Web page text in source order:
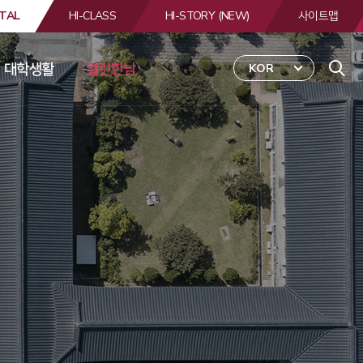
합
검
색
HI-CLASS HI-STORY (NEW) 사이트맵
KOR
대학생활 열린한남